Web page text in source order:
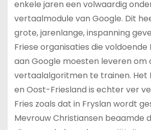
enkele jaren een volwaardig
vertaalmodule van Google. Dit
grote, jarenlange, inspanning
Friese organisaties die
aan Google moesten leveren om
vertaalalgoritmen te trainen. Het
en Oost-Friesland is echter ver
Fries zoals dat in Fryslan wordt
Mevrouw Christiansen beaamde